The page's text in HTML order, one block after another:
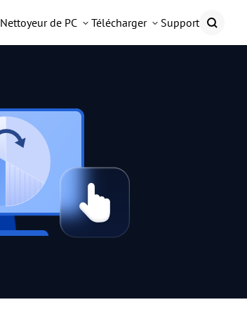
Nettoyeur de PC Télécharger Support